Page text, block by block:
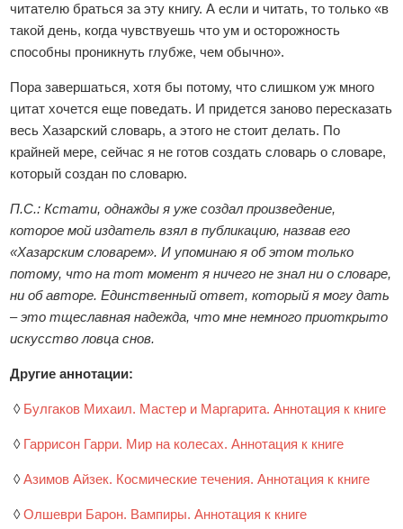
читателю браться за эту книгу. А если и читать, то только «в
такой день, когда чувствуешь что ум и осторожность
способны проникнуть глубже, чем обычно».
Пора завершаться, хотя бы потому, что слишком уж много
цитат хочется еще поведать. И придется заново пересказать
весь Хазарский словарь, а этого не стоит делать. По
крайней мере, сейчас я не готов создать словарь о словаре,
который создан по словарю.
П.С.: Кстати, однажды я уже создал произведение,
которое мой издатель взял в публикацию, назвав его
«Хазарским словарем». И упоминаю я об этом только
потому, что на тот момент я ничего не знал ни о словаре,
ни об авторе. Единственный ответ, который я могу дать
– это тщеславная надежда, что мне немного приоткрыто
искусство ловца снов.
Другие аннотации:
◊ Булгаков Михаил. Мастер и Маргарита. Аннотация к книге
◊ Гаррисон Гарри. Мир на колесах. Аннотация к книге
◊Азимов Айзек. Космические течения. Аннотация к книге
◊Олшеври Барон. Вампиры. Аннотация к книге